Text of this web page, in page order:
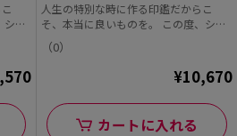
シヤ
人生の特別な時に作る印鑑だからこ
そ、本当に良いものを。 この度、シヤ
チハタオフィシャル...
（0）
¥10,670
カートに入れる